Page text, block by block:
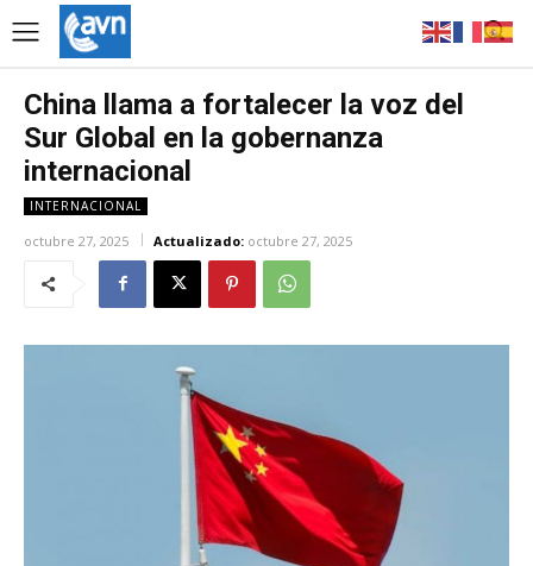
China llama a fortalecer la voz del
Sur Global en la gobernanza
internacional
INTERNACIONAL
octubre 27, 2025 Actualizado: octubre 27, 2025